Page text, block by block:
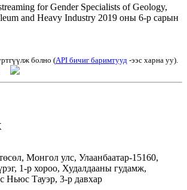
for Gender Specialists of Geology,
and Heavy Industry 2019 оны 6-р сарын
болно (API бичиг баримтууд -ээс харна уу).
Монгол улс, Улаанбаатар-15160,
1-р хороо, Худалдааны гудамж,
Тауэр, 3-р давхар